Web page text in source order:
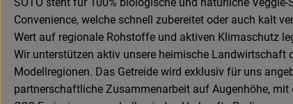
Convenience, welche schnell zubereitet oder auch kalt
Wert auf regionale Rohstoffe und aktiven Klimaschutz
Wir unterstützen aktiv unsere heimische Landwirtschaft
Modellregionen. Das Getreide wird exklusiv für uns
partnerschaftliche Zusammenarbeit auf Augenhöhe,